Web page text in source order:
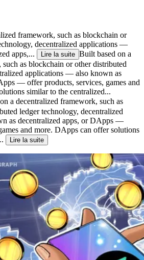
framework, such as blockchain or
decentralized applications —
apps,...
Lire la suite Built based on a
as blockchain or other distributed
applications — also known as
— offer products, services, games and
similar to the centralized...
a decentralized framework, such as
ledger technology, decentralized
as decentralized apps, or DApps —
and more. DApps can offer solutions
Lire la suite